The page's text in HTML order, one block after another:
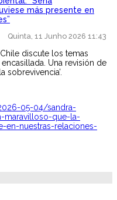
Quinta, 11 Junho 2026 11:43
discute los temas
Una revisión de
sobrevivencia’.
05-04/sandra-
maravilloso-que-la-
en-nuestras-relaciones-